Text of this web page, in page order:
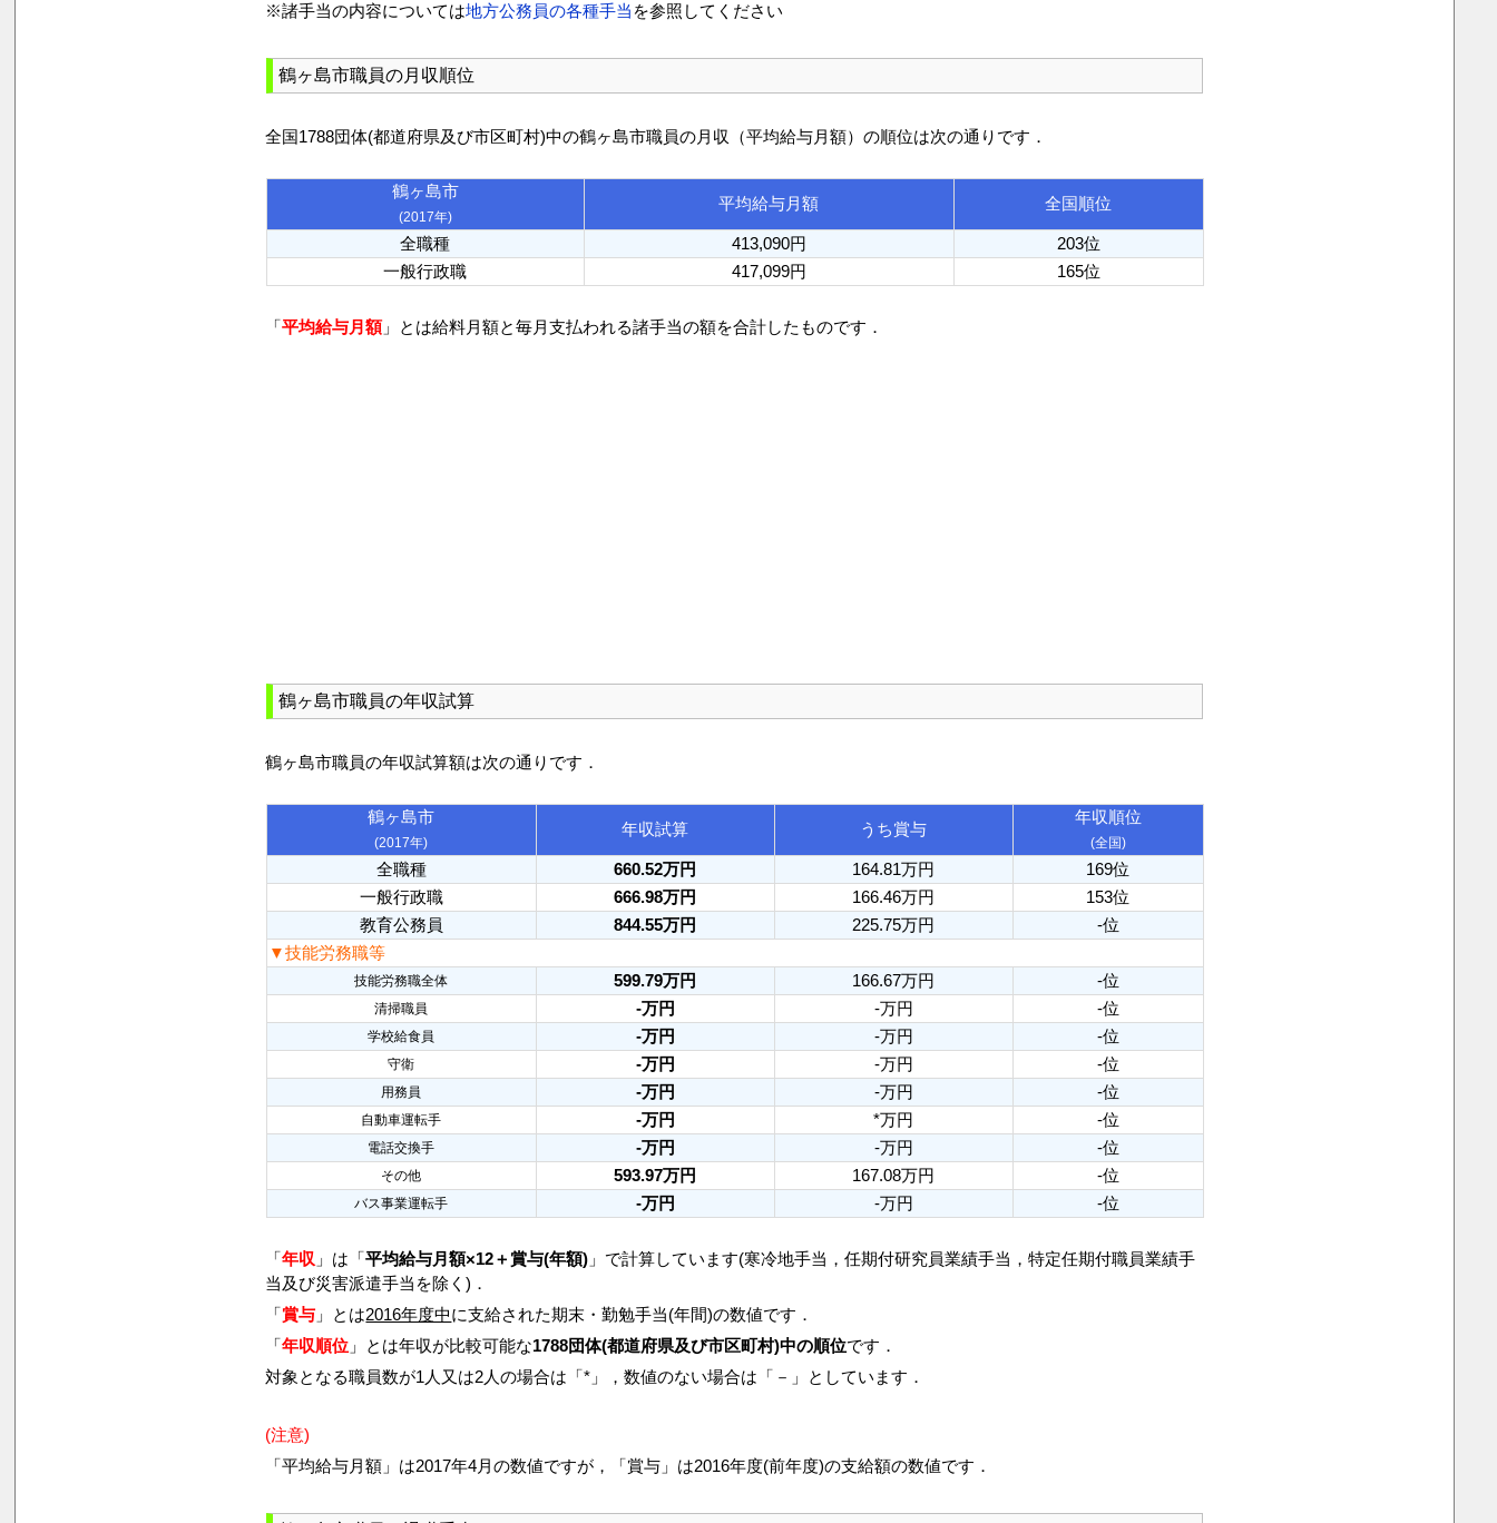
※諸手当の内容については地方公務員の各種手当 を参照してください
鶴ヶ島市職員の月収順位
全国1788団体(都道府県及び市区町村)中の鶴ヶ島市職員の月収（平均給与月額）の順位は次の通りです．
鶴ヶ島市
(2017年)
平均給与月額 全国順位
全職種 413,090円
203位
一般行政職
417,099円 165位
「平均給与月額」とは給料月額と毎月支払われる諸手当の額を合計したものです．
鶴ヶ島市職員の年収試算
鶴ヶ島市職員の年収試算額は次の通りです．
鶴ヶ島市
(2017年)
年収試算 うち賞与
年収順位
(全国)
全職種 660.52万円 164.81万円
169位
一般行政職
666.98万円 166.46万円
153位
教育公務員
844.55万円 225.75万円
-位
▼技能労務職等
技能労務職全体 599.79万円 166.67万円 -位
清掃職員 -万円 -万円 -位
学校給食員 -万円 -万円 -位
守衛 -万円 -万円 -位
用務員 -万円 -万円 -位
自動車運転手 -万円 *万円 -位
電話交換手 -万円 -万円 -位
その他 593.97万円 167.08万円 -位
バス事業運転手 -万円 -万円 -位
「年収 」は「平均給与月額×12＋賞与(年額) 」で計算しています(寒冷地手当，任期付研究員業績手当，特定任期付職員業績手
当及び災害派遣手当を除く)．
「賞与 」とは2016年度中に支給された期末・勤勉手当(年間)の数値です．
「年収順位 」とは年収が比較可能な1788団体(都道府県及び市区町村)中の順位です．
対象となる職員数が1人又は2人の場合は「*」，数値のない場合は「－」としています．
(注意)
「平均給与月額」は2017年4月の数値ですが，「賞与」は2016年度(前年度)の支給額の数値です．